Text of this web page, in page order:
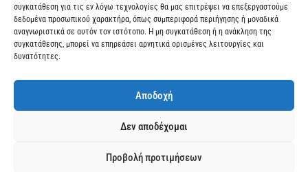
συγκατάθεση για τις εν λόγω τεχνολογίες θα μας επιτρέψει να επεξεργαστούμε
δεδομένα προσωπικού χαρακτήρα, όπως συμπεριφορά περιήγησης ή μοναδικά
αναγνωριστικά σε αυτόν τον ιστότοπο. Η μη συγκατάθεση ή η ανάκληση της
συγκατάθεσης, μπορεί να επηρεάσει αρνητικά ορισμένες λειτουργίες και
δυνατότητες.
Αποδοχή
Δεν αποδέχομαι
Προβολή προτιμήσεων
Διεύθυνση
Μεγάλης Χώρας 89, Αγρίνιο, Τ.Κ: 30100
info@dimitrelis-georgousis.gr